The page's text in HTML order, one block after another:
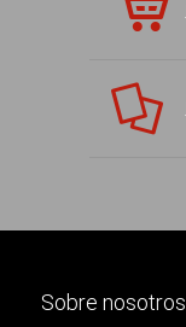
Sobre nosotros